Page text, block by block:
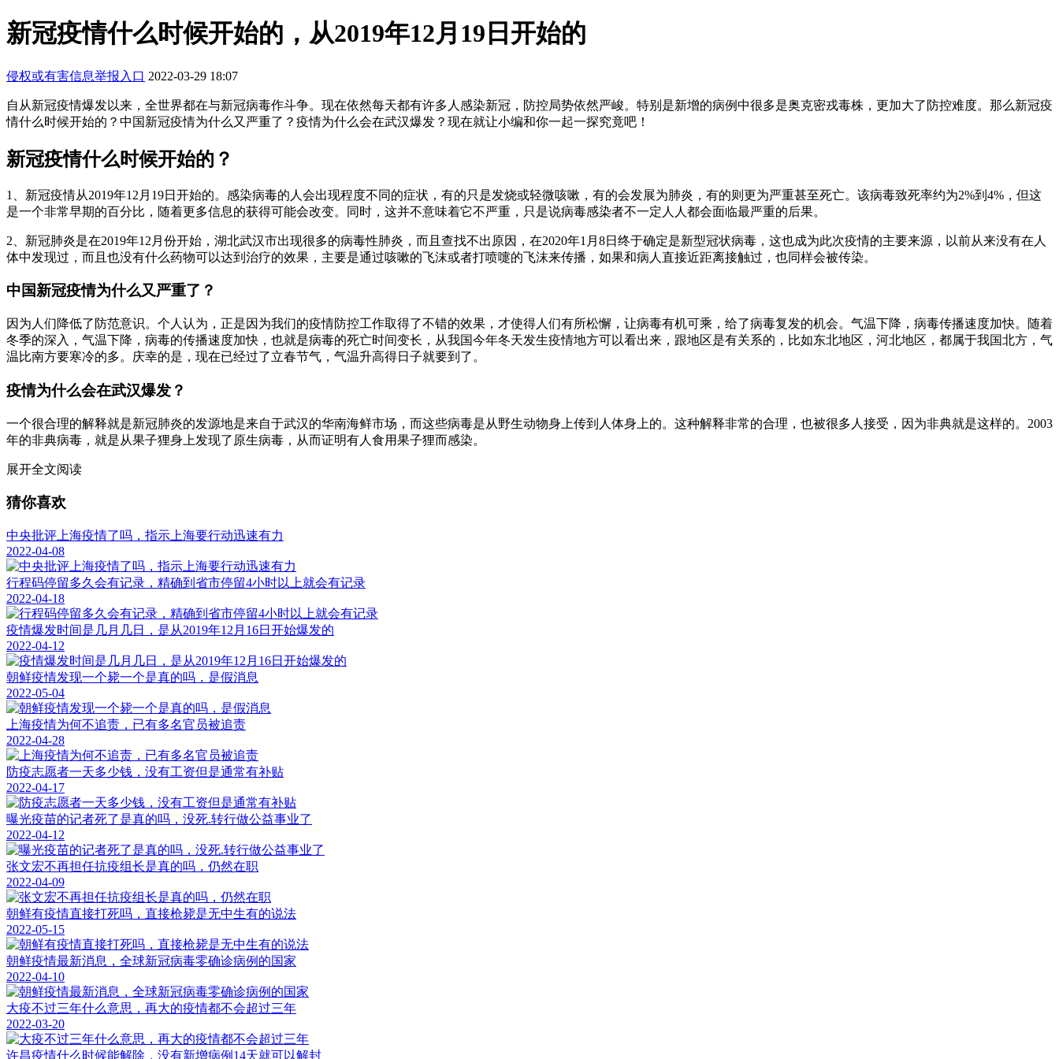
新冠疫情什么时候开始的，从2019年12月19日开始的
侵权或有害信息举报入口 2022-03-29 18:07
自从新冠疫情爆发以来，全世界都在与新冠病毒作斗争。现在依然每天都有许多人感染新冠，防控局势依然严峻。特别是新增的病例中很多是奥克密戎毒株，更加大了防控难度。那么新冠疫
情什么时候开始的？中国新冠疫情为什么又严重了？疫情为什么会在武汉爆发？现在就让小编和你一起一探究竟吧！
新冠疫情什么时候开始的？
1、新冠疫情从2019年12月19日开始的。感染病毒的人会出现程度不同的症状，有的只是发烧或轻微咳嗽，有的会发展为肺炎，有的则更为严重甚至死亡。该病毒致死率约为2%到4%，但这
是一个非常早期的百分比，随着更多信息的获得可能会改变。同时，这并不意味着它不严重，只是说病毒感染者不一定人人都会面临最严重的后果。
2、新冠肺炎是在2019年12月份开始，湖北武汉市出现很多的病毒性肺炎，而且查找不出原因，在2020年1月8日终于确定是新型冠状病毒，这也成为此次疫情的主要来源，以前从来没有在人
体中发现过，而且也没有什么药物可以达到治疗的效果，主要是通过咳嗽的飞沫或者打喷嚏的飞沫来传播，如果和病人直接近距离接触过，也同样会被传染。
中国新冠疫情为什么又严重了？
因为人们降低了防范意识。个人认为，正是因为我们的疫情防控工作取得了不错的效果，才使得人们有所松懈，让病毒有机可乘，给了病毒复发的机会。气温下降，病毒传播速度加快。随着
冬季的深入，气温下降，病毒的传播速度加快，也就是病毒的死亡时间变长，从我国今年冬天发生疫情地方可以看出来，跟地区是有关系的，比如东北地区，河北地区，都属于我国北方，气
温比南方要寒冷的多。庆幸的是，现在已经过了立春节气，气温升高得日子就要到了。
疫情为什么会在武汉爆发？
一个很合理的解释就是新冠肺炎的发源地是来自于武汉的华南海鲜市场，而这些病毒是从野生动物身上传到人体身上的。这种解释非常的合理，也被很多人接受，因为非典就是这样的。2003
年的非典病毒，就是从果子狸身上发现了原生病毒，从而证明有人食用果子狸而感染。
展开全文阅读
猜你喜欢
中央批评上海疫情了吗，指示上海要行动迅速有力
2022-04-08
行程码停留多久会有记录，精确到省市停留4小时以上就会有记录
2022-04-18
疫情爆发时间是几月几日，是从2019年12月16日开始爆发的
2022-04-12
朝鲜疫情发现一个毙一个是真的吗，是假消息
2022-05-04
上海疫情为何不追责，已有多名官员被追责
2022-04-28
防疫志愿者一天多少钱，没有工资但是通常有补贴
2022-04-17
曝光疫苗的记者死了是真的吗，没死.转行做公益事业了
2022-04-12
张文宏不再担任抗疫组长是真的吗，仍然在职
2022-04-09
朝鲜有疫情直接打死吗，直接枪毙是无中生有的说法
2022-05-15
朝鲜疫情最新消息，全球新冠病毒零确诊病例的国家
2022-04-10
大疫不过三年什么意思，再大的疫情都不会超过三年
2022-03-20
许昌疫情什么时候能解除，没有新增病例14天就可以解封